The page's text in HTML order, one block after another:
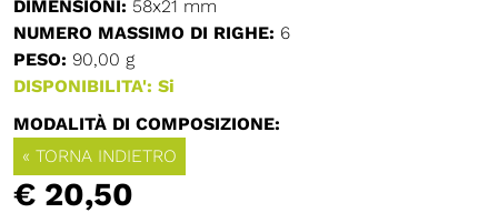
DIMENSIONI: 58x21 mm
NUMERO MASSIMO DI RIGHE: 6
PESO: 90,00 g
DISPONIBILITA': Si
MODALITÀ DI COMPOSIZIONE:
« TORNA INDIETRO
€ 20,50